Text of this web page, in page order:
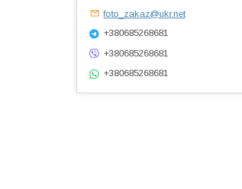
foto_zakaz@ukr.net
+380685268681
+380685268681
+380685268681